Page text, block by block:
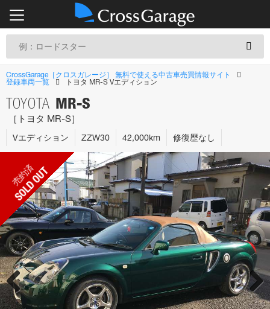
CrossGarage［クロスガレージ］ 無料で使える中古車売買情報サイト
登録車両一覧
トヨタ MR‐S Vエディション
TOYOTA MR‐S
［トヨタ MR‐S］
Vエディション ZZW30 42,000km 修復歴なし
Previous Next
売約済
SOLD OUT